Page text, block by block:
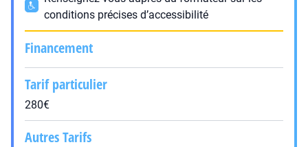
conditions précises d’accessibilité
Financement
Tarif particulier
280€
Autres Tarifs